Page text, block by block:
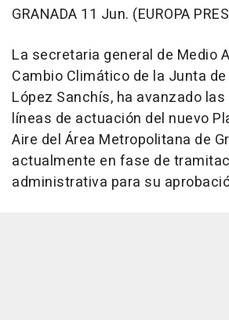
GRANADA 11 Jun. (EUROPA
La secretaria general de Medio
Cambio Climático de la Junta
López Sanchís, ha avanzado
líneas de actuación del nuevo
Aire del Área Metropolitana de
actualmente en fase de
administrativa para su